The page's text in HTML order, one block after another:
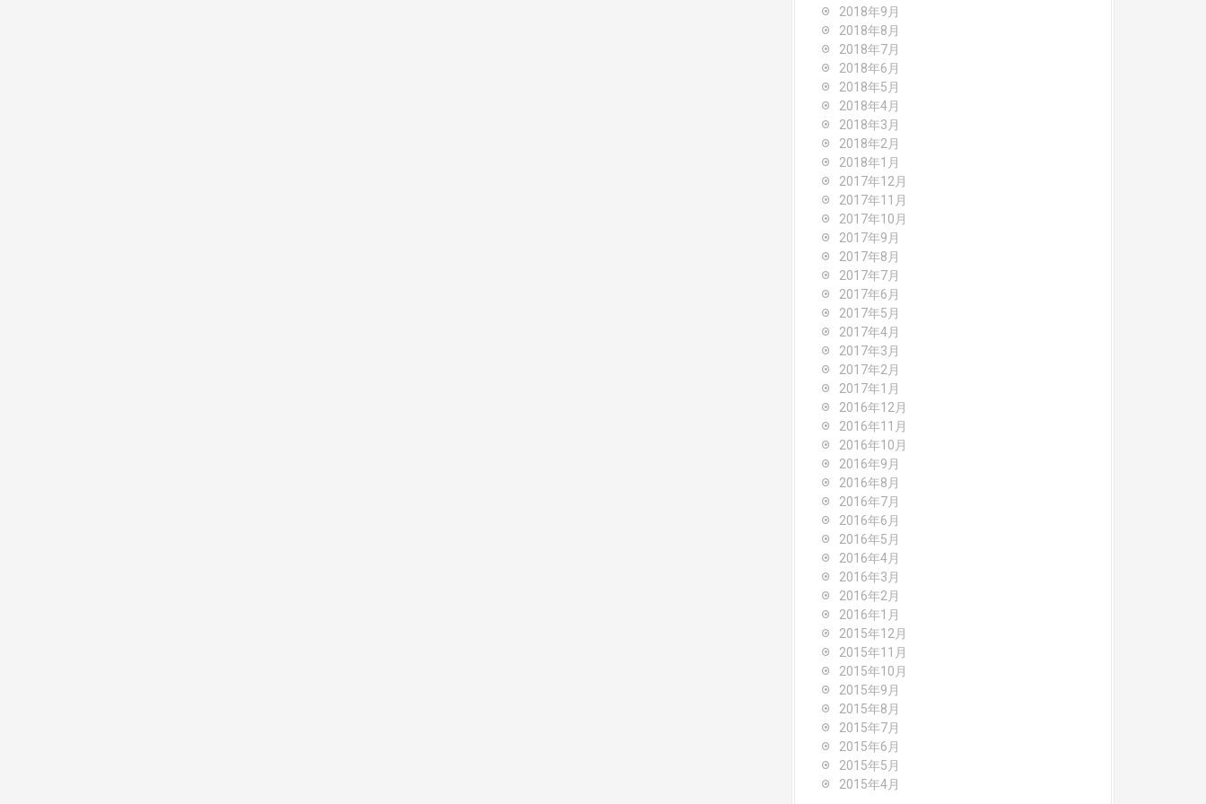
2018年9月
2018年8月
2018年7月
2018年6月
2018年5月
2018年4月
2018年3月
2018年2月
2018年1月
2017年12月
2017年11月
2017年10月
2017年9月
2017年8月
2017年7月
2017年6月
2017年5月
2017年4月
2017年3月
2017年2月
2017年1月
2016年12月
2016年11月
2016年10月
2016年9月
2016年8月
2016年7月
2016年6月
2016年5月
2016年4月
2016年3月
2016年2月
2016年1月
2015年12月
2015年11月
2015年10月
2015年9月
2015年8月
2015年7月
2015年6月
2015年5月
2015年4月